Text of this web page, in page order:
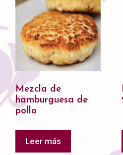
Mezcla de
hamburguesa de
pollo
Leer más